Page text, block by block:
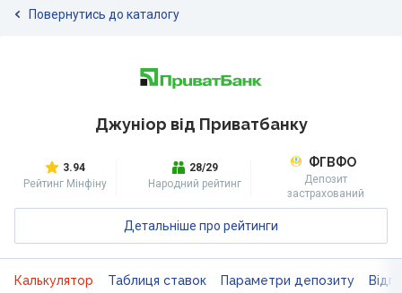
Повернутись до каталогу
Джуніор від Приватбанку
Рейтинг Мінфіну
3.94
Народний рейтинг
28/29 ФГВФО
Депозит
застрахований
Детальніше про рейтинги
Калькулятор Таблиця ставок Параметри депозиту